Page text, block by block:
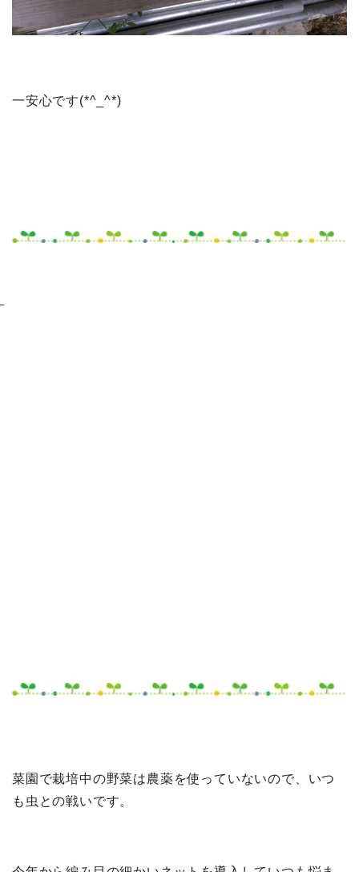
一安心です(*^_^*)
菜園で栽培中の野菜は農薬を使っていないので、いつ
も虫との戦いです。